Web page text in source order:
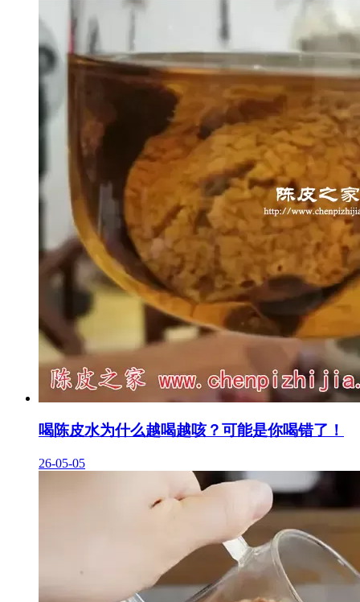
喝陈皮水为什么越喝越咳？可能是你喝错了！
26-05-05